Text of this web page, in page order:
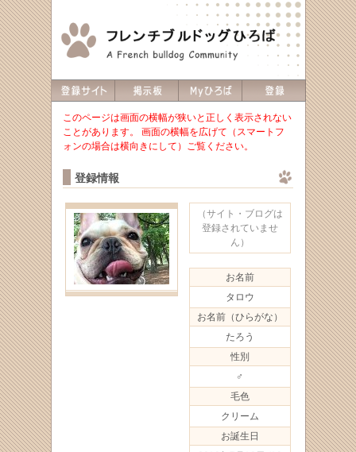
このページは画面の横幅が狭いと正しく表示されない
ことがあります。 画面の横幅を広げて（スマートフ
ォンの場合は横向きにして）ご覧ください。
登録情報
（サイト・ブログは
登録されていませ
ん）
お名前
タロウ
お名前（ひらがな）
たろう
性別
♂
毛色
クリーム
お誕生日